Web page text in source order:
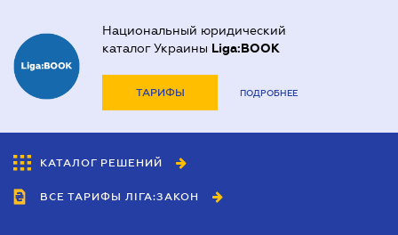
Национальный юридический
каталог Украины Liga:BOOK
ТАРИФЫ ПОДРОБНЕЕ
КАТАЛОГ РЕШЕНИЙ
ВСЕ ТАРИФЫ ЛІГА:ЗАКОН